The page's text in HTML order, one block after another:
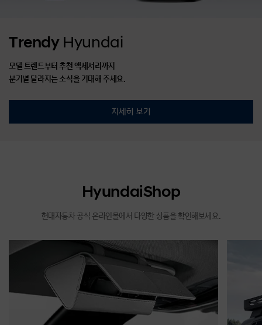
Trendy Hyundai
모델 트렌드부터 추천 액세서리까지
분기별 달라지는 소식을 기대해 주세요.
자세히 보기
HyundaiShop
현대자동차 공식 온라인몰에서 다양한 상품을 확인해보세요.